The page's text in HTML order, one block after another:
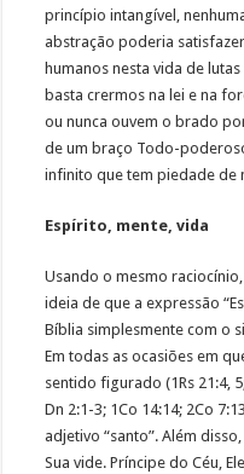
princípio intangível,
abstração poderia
humanos nesta vida de
basta crermos na lei e na
ou nunca ouvem o brado
de um braço Todo-
infinito que tem piedade de
Espírito, mente, vida
Usando o mesmo
ideia de que a expressão
Bíblia simplesmente com o
Em todas as ocasiões em
sentido figurado (1Rs 21:4,
Dn 2:1-3; 1Co 14:14; 2Co
adjetivo “santo”. Além
Sua vide. Príncipe do Céu,